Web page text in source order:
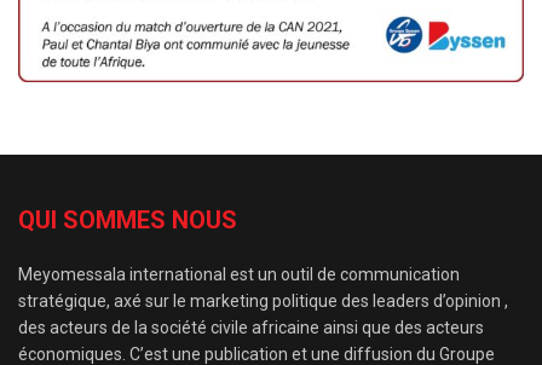
QUI SOMMES NOUS
Meyomessala international est un outil de communication
stratégique, axé sur le marketing politique des leaders d’opinion ,
des acteurs de la société civile africaine ainsi que des acteurs
économiques. C’est une publication et une diffusion du Groupe